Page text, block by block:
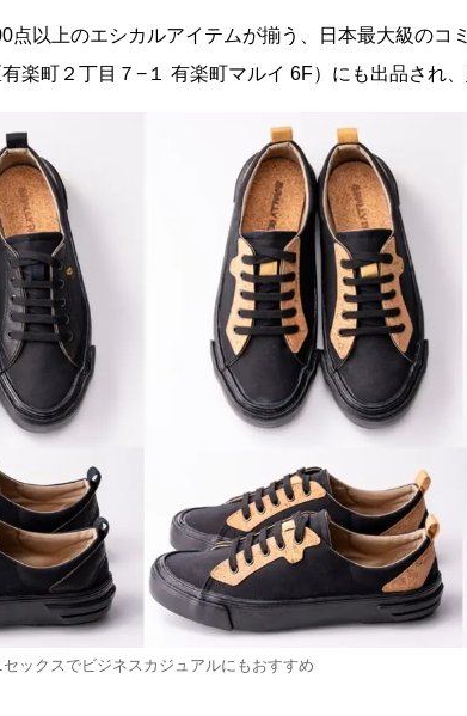
点以上のエシカルアイテムが揃う、日本最大級のコ
楽町２丁目７−１ 有楽町マルイ 6F）にも出品され
ックスでビジネスカジュアルにもおすすめ